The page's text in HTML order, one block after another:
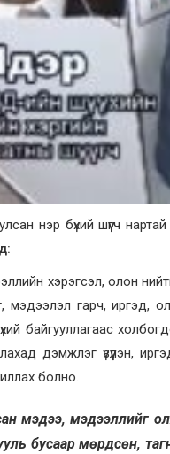
нэр бүхий шүүгч
хэрэгсэл, олон
мэдээлэл гарч, иргэд,
байгууллагаас
дэмжлэг үзүүлэн,
болно.
мэдээ, мэдээллийг
бусаар мөрдсөн,